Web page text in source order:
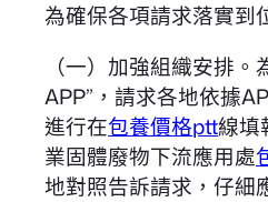
為確保各項請求落實到
（一）加強組織安排
APP”，請求各地依據
進行在包養價格ptt線填
業固體廢物下流應用處
地對照告訴請求，仔細